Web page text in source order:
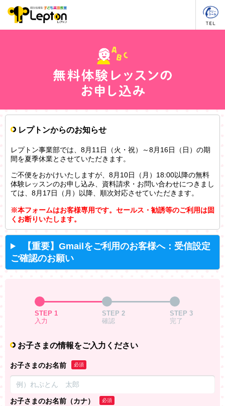
レプトンからのお知らせ
レプトン事業部では、8月11日（火・祝）～8月16日（日）の期
間を夏季休業とさせていただきます。
ご不便をおかけいたしますが、8月10日（月）18:00以降の無料
体験レッスンのお申し込み、資料請求・お問い合わせにつきまし
ては、8月17日（月）以降、順次対応させていただきます。
※本フォームはお客様専用です。セールス・勧誘等のご利用は固
くお断りいたします。
【重要】Gmailをご利用のお客様へ：受信設定
ご確認のお願い
STEP 1
入力
STEP 2
確認
STEP 3
完了
お子さまの情報をご入力ください
お子さまのお名前 必須
お子さまのお名前（カナ） 必須